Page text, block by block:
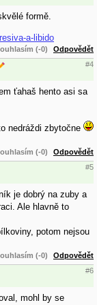
formě.
a-libido
(-0) Odpovědět
#4
ťahaš hento asi sa
nedráždi zbytočne
(-0) Odpovědět
#5
je dobrý na zuby a
Ale hlavně to
potom nejsou
(-0) Odpovědět
#6
mohl by se